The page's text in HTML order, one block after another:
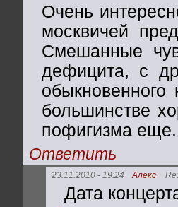
Очень
москвичей
Смешанные
дефицита, с
большинстве
пофигизма
Ответить
23.11.2010 - 19:24 Алекс
Дата